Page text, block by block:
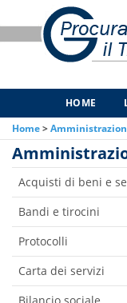
HOME
Home>
Acquisti di beni e
Bandi e tirocini
Protocolli
Carta dei servizi